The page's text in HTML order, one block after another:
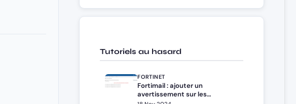
Tutoriels au hasard
FORTINET
Fortimail : ajouter un
avertissement sur les